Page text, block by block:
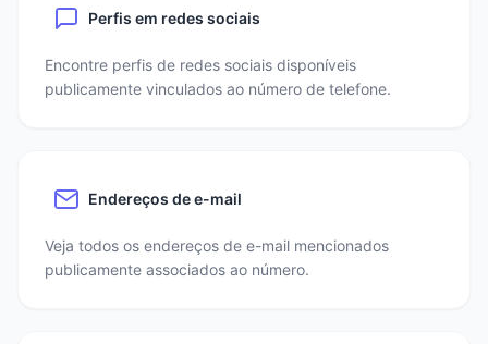
Perfis em redes sociais
Encontre perfis de redes sociais disponíveis
publicamente vinculados ao número de telefone.
Endereços de e-mail
Veja todos os endereços de e-mail mencionados
publicamente associados ao número.